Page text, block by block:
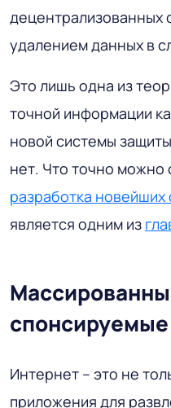
децентрализованных
удалением данных в
Это лишь одна из
точной информации
новой системы
нет. Что точно можно
разработка новейших
является одним из
Интернет – это не
приложения для